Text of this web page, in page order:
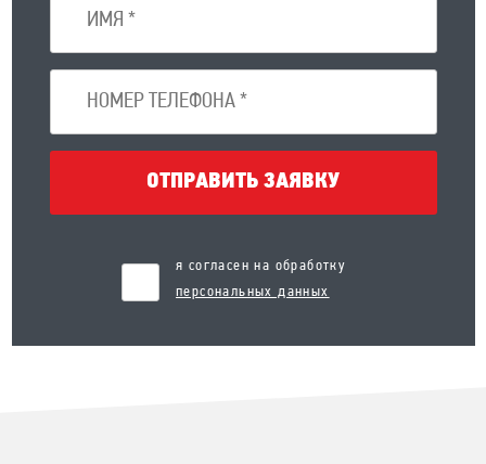
ОТПРАВИТЬ ЗАЯВКУ
я согласен на обработку
персональных данных